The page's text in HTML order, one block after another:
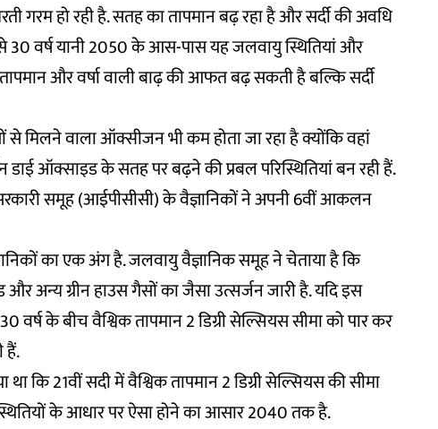
गरम हो रही है. सतह का तापमान बढ़ रहा है और सर्दी की अवधि
वर्ष यानी 2050 के आस-पास यह जलवायु स्थितियां और
और वर्षा वाली बाढ़ की आफत बढ़ सकती है बल्कि सर्दी
से मिलने वाला ऑक्सीजन भी कम होता जा रहा है क्योंकि वहां
डाई ऑक्साइड के सतह पर बढ़ने की प्रबल परिस्थितियां बन रही हैं.
समूह (आईपीसीसी) के वैज्ञानिकों ने अपनी 6वीं आकलन
का एक अंग है. जलवायु वैज्ञानिक समूह ने चेताया है कि
अन्य ग्रीन हाउस गैसों का जैसा उत्सर्जन जारी है. यदि इस
वर्ष के बीच वैश्विक तापमान 2 डिग्री सेल्सियस सीमा को पार कर
हैं.
कि 21वीं सदी में वैश्विक तापमान 2 डिग्री सेल्सियस की सीमा
के आधार पर ऐसा होने का आसार 2040 तक है.